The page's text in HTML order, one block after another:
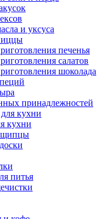
и уксуса
печенья
салатов
шоколада
принадлежностей
кухни
кухни
щипцы
питья